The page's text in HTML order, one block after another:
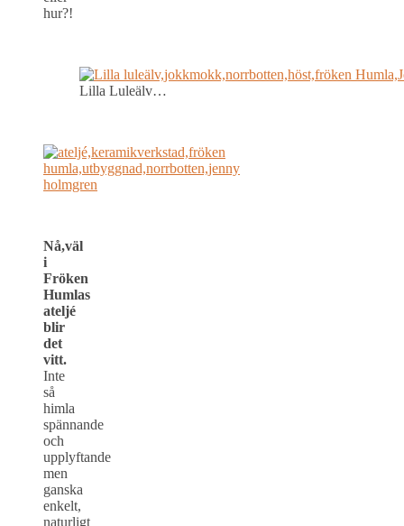
hur?!
Lilla Luleälv…
Nå,väl
i
Fröken
Humlas
ateljé
blir
det
vitt.
Inte
så
himla
spännande
och
upplyftande
men
ganska
enkelt,
naturligt